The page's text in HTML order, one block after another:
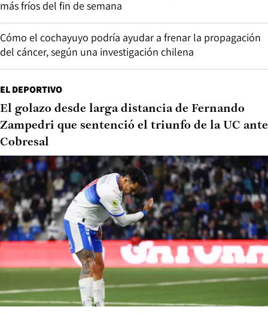
más fríos del fin de semana
Cómo el cochayuyo podría ayudar a frenar la propagación
del cáncer, según una investigación chilena
EL DEPORTIVO
El golazo desde larga distancia de Fernando
Zampedri que sentenció el triunfo de la UC ante
Cobresal